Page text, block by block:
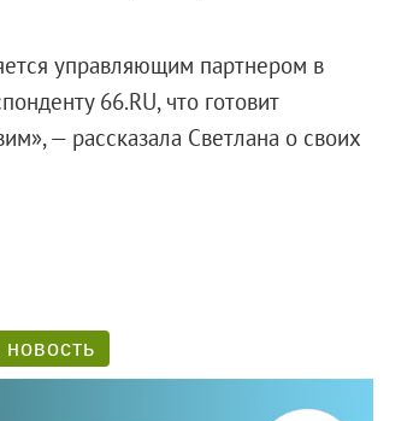
управляющим партнером в
66.RU, что готовит
— рассказала Светлана о своих